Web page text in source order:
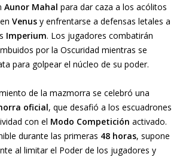
Aunor Mahal para dar caza a los acólitos
en Venus y enfrentarse a defensas letales a
Imperium. Los jugadores combatirán
por la Oscuridad mientras se
para golpear el núcleo de su poder.
de la mazmorra se celebró una
oficial, que desafió a los escuadrones
con el Modo Competición activado.
durante las primeras 48 horas, supone
al limitar el Poder de los jugadores y